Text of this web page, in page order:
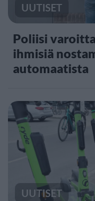
UUTISET
Poliisi
ihmisiä
automaatista
UUTISET